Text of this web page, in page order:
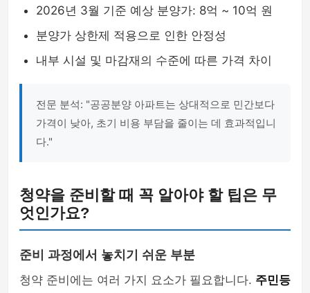
2026년 3월 기준 예상 분양가: 8억 ~ 10억 원
분양가 상한제 적용으로 인한 안정성
내부 시설 및 마감재의 수준에 따른 가격 차이
전문 분석: "공공분양 아파트는 상대적으로 민간보다
가격이 낮아, 초기 비용 부담을 줄이는 데 효과적입니
다."
청약을 준비할 때 꼭 알아야 할 팁은 무
엇인가요?
준비 과정에서 놓치기 쉬운 부분
청약 준비에는 여러 가지 요소가 필요합니다. 주민등